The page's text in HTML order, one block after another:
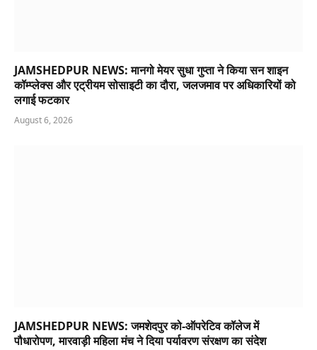
JAMSHEDPUR NEWS: मानगो मेयर सुधा गुप्ता ने किया सन शाइन
कॉम्प्लेक्स और एट्रीयम सोसाइटी का दौरा, जलजमाव पर अधिकारियों को
लगाई फटकार
August 6, 2026
JAMSHEDPUR NEWS: जमशेदपुर को-ऑपरेटिव कॉलेज में
पौधारोपण, मारवाड़ी महिला मंच ने दिया पर्यावरण संरक्षण का संदेश